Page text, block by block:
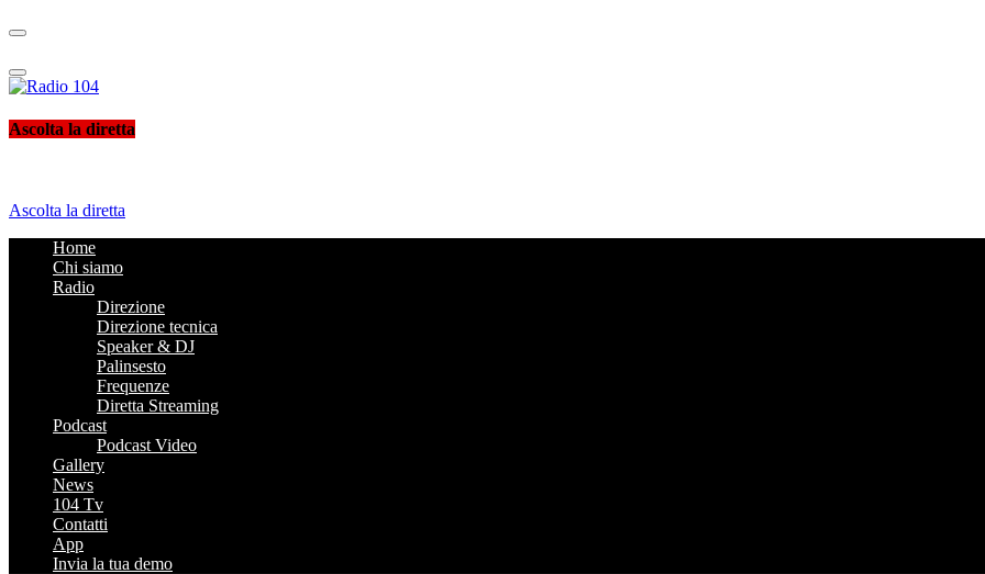
Radio 104
Like It !
Ascolta la diretta
Ascolta la diretta
Home
Chi siamo
Radio
Direzione
Direzione tecnica
Speaker & DJ
Palinsesto
Frequenze
Diretta Streaming
Podcast
Podcast Video
Gallery
News
104 Tv
Contatti
App
Invia la tua demo